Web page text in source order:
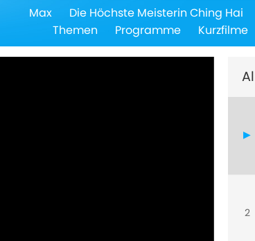
Max Die Höchste Meisterin Ching Hai
Themen
Programme Kurzfilme
2